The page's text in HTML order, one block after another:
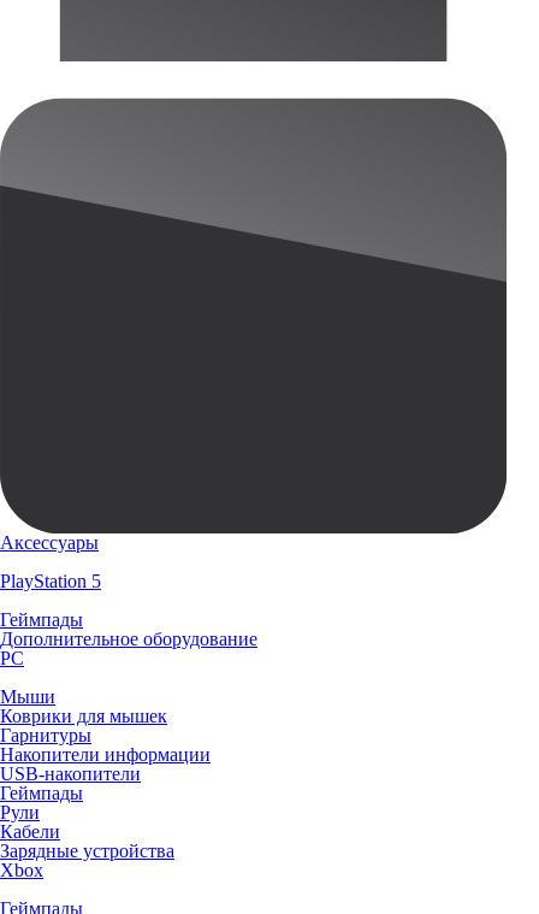
Аксессуары
PlayStation 5
Геймпады
Дополнительное оборудование
PC
Мыши
Коврики для мышек
Гарнитуры
Накопители информации
USB-накопители
Геймпады
Рули
Кабели
Зарядные устройства
Xbox
Геймпады